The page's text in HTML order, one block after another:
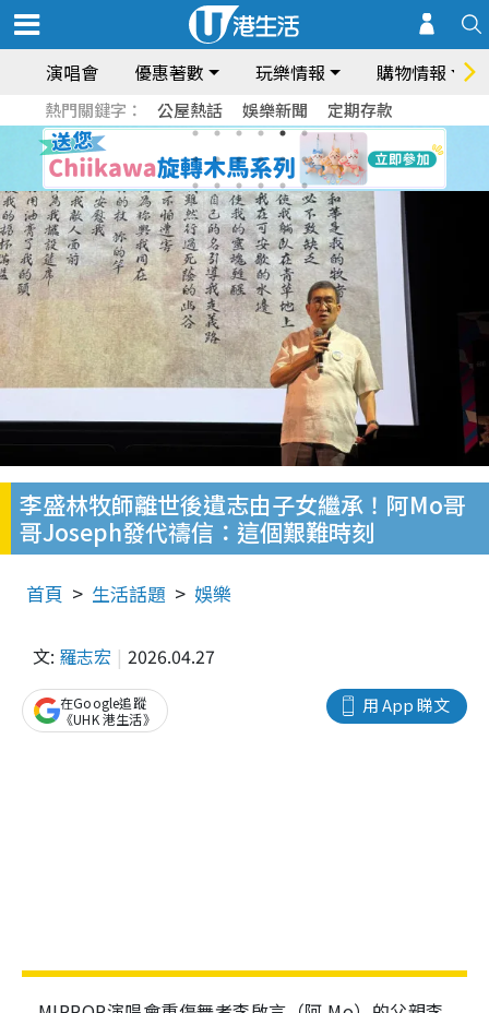
演唱會 優惠著數 玩樂情報 購物情報
熱門關鍵字： 公屋熱話 娛樂新聞 定期存款
李盛林牧師離世後遺志由子女繼承！阿Mo哥
哥Joseph發代禱信：這個艱難時刻
首頁 生活話題 娛樂
文: 羅志宏 2026.04.27
用 App 睇文
在Google追蹤
《UHK 港生活》